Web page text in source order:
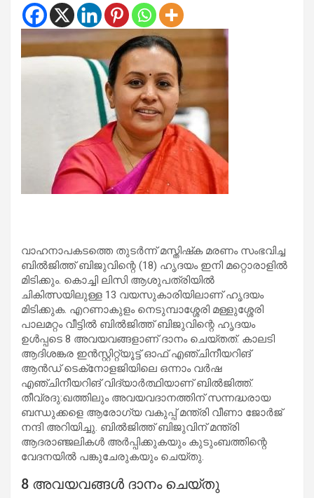
വാഹനാപകടത്തെ തുടര്‍ന്ന് മസ്തിഷ്‌ക മരണം സംഭവിച്ച
ബില്‍ജിത്ത് ബിജുവിന്റെ (18) ഹൃദയം ഇനി മറ്റൊരാളില്‍
മിടിക്കും. കൊച്ചി ലിസി ആശുപത്രിയില്‍
ചികിത്സയിലുള്ള 13 വയസുകാരിയിലാണ് ഹൃദയം
മിടിക്കുക. എറണാകുളം നെടുമ്പാശ്ശേരി മള്ളുശ്ശേരി
പാലമറ്റം വീട്ടില്‍ ബില്‍ജിത്ത് ബിജുവിന്റെ ഹൃദയം
ഉള്‍പ്പടെ 8 അവയവങ്ങളാണ് ദാനം ചെയ്തത്. കാലടി
ആദിശങ്കര ഇന്‍സ്റ്റിറ്റ്യൂട്ട് ഓഫ് എഞ്ചിനീയറിങ്
ആന്‍ഡ് ടെക്‌നോളജിയിലെ ഒന്നാം വര്‍ഷ
എഞ്ചിനീയറിങ് വിദ്യാര്‍ത്ഥിയാണ് ബില്‍ജിത്ത്.
തീവ്രദു:ഖത്തിലും അവയവദാനത്തിന് സന്നദ്ധരായ
ബന്ധുക്കളെ ആരോഗ്യ വകുപ്പ് മന്ത്രി വീണാ ജോര്‍ജ്
നന്ദി അറിയിച്ചു. ബില്‍ജിത്ത് ബിജുവിന് മന്ത്രി
ആദരാഞ്ജലികള്‍ അര്‍പ്പിക്കുകയും കുടുംബത്തിന്റെ
വേദനയില്‍ പങ്കുചേരുകയും ചെയ്തു.
8 അവയവങ്ങള്‍ ദാനം ചെയ്തു